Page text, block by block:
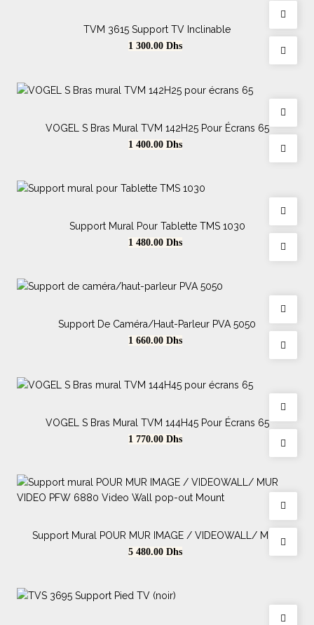
TVM 3615 Support TV Inclinable
Prix
1 300.00 Dhs
VOGEL S Bras Mural TVM 142H25 Pour Écrans 65
Prix
1 400.00 Dhs
Support Mural Pour Tablette TMS 1030
Prix
1 480.00 Dhs
Support De Caméra/haut-Parleur PVA 5050
Prix
1 660.00 Dhs
VOGEL S Bras Mural TVM 144H45 Pour Écrans 65
Prix
1 770.00 Dhs
Support Mural POUR MUR IMAGE / VIDEOWALL/ MUR
VIDEO PFW 6880 Video Wall Pop-Out Mount
Prix
5 480.00 Dhs